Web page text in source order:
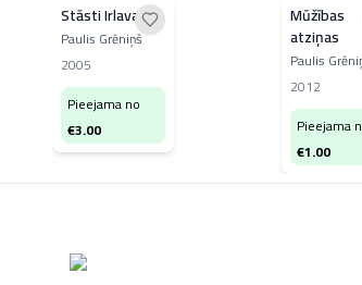
Stāsti Irlavai
Paulis Grēniņš
2005
Pieejama no
€3.00
Mūžības
atziņas
Paulis
2012
Pieejama
€1.00